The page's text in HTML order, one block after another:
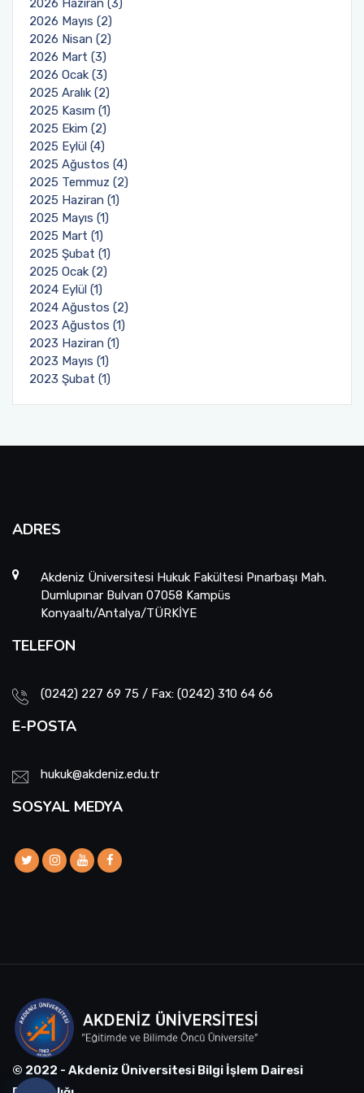
2026 Haziran (3)
2026 Mayıs (2)
2026 Nisan (2)
2026 Mart (3)
2026 Ocak (3)
2025 Aralık (2)
2025 Kasım (1)
2025 Ekim (2)
2025 Eylül (4)
2025 Ağustos (4)
2025 Temmuz (2)
2025 Haziran (1)
2025 Mayıs (1)
2025 Mart (1)
2025 Şubat (1)
2025 Ocak (2)
2024 Eylül (1)
2024 Ağustos (2)
2023 Ağustos (1)
2023 Haziran (1)
2023 Mayıs (1)
2023 Şubat (1)
ADRES
Akdeniz Üniversitesi Hukuk Fakültesi Pınarbaşı Mah.
Dumlupınar Bulvarı 07058 Kampüs
Konyaaltı/Antalya/TÜRKİYE
TELEFON
(0242) 227 69 75 / Fax: (0242) 310 64 66
E-POSTA
hukuk@akdeniz.edu.tr
SOSYAL MEDYA
© 2022 - Akdeniz Üniversitesi Bilgi İşlem Dairesi
Öğrenci Toplulukları
Sosyal Transkript Uygulaması